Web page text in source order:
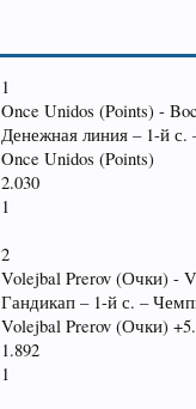
1
Once Unidos (Points) -
Денежная линия – 1-й с.
Once Unidos (Points)
2.030
1
2
Volejbal Prerov (Очки) -
Гандикап – 1-й с. –
Volejbal Prerov (Очки)
1.892
1